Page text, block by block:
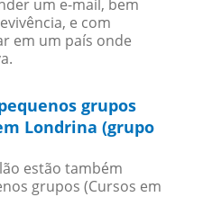
um e-mail, bem
e com
em um país onde
grupos
Londrina (grupo
estão também
grupos (Cursos em